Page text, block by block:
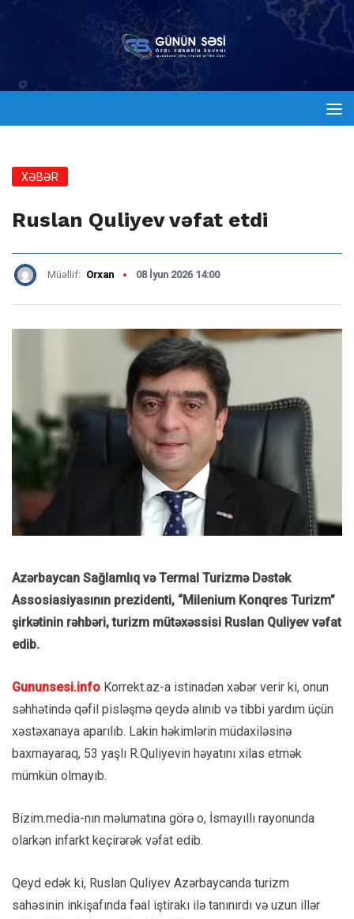
XƏBƏR
Ruslan Quliyev vəfat etdi
Müəllif: Orxan 08 İyun 2026 14:00
Azərbaycan Sağlamlıq və Termal Turizmə Dəstək
Assosiasiyasının prezidenti, “Milenium Konqres Turizm”
şirkətinin rəhbəri, turizm mütəxəssisi Ruslan Quliyev vəfat
edib.
Gununsesi.info Korrekt.az-a istinadən xəbər verir ki, onun
səhhətində qəfil pisləşmə qeydə alınıb və tibbi yardım üçün
xəstəxanaya aparılıb. Lakin həkimlərin müdaxiləsinə
baxmayaraq, 53 yaşlı R.Quliyevin həyatını xilas etmək
mümkün olmayıb.
Bizim.media-nın məlumatına görə o, İsmayıllı rayonunda
olarkən infarkt keçirərək vəfat edib.
Qeyd edək ki, Ruslan Quliyev Azərbaycanda turizm
sahəsinin inkişafında fəal iştirakı ilə tanınırdı və uzun illər